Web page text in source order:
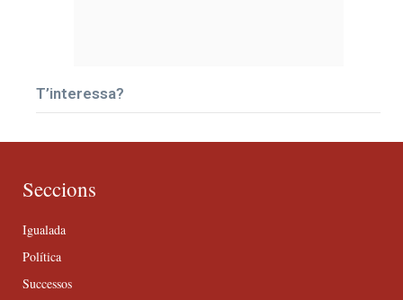
T’interessa?
Seccions
Igualada
Política
Successos